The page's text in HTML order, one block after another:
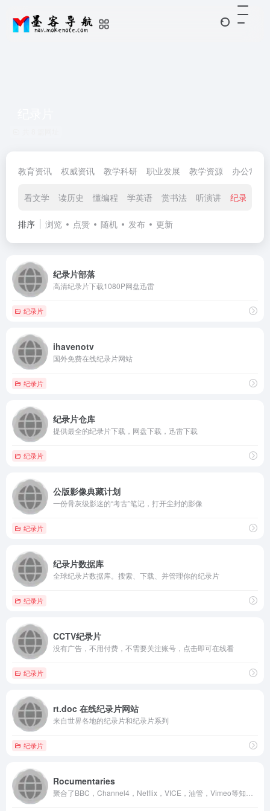
教育资讯 权威资讯 教学科研 职业发展 教学资源 办公常用
看文学 读历史 懂编程 学英语 赏书法 听演讲 纪录片
排序 浏览 点赞 随机 发布 更新
纪录片部落
高清纪录片下载1080P网盘迅雷
纪录片
ihavenotv
国外免费在线纪录片网站
纪录片
纪录片仓库
提供最全的纪录片下载，网盘下载，迅雷下载
纪录片
公版影像典藏计划
一份骨灰级影迷的“考古”笔记，打开尘封的影像
纪录片
纪录片数据库
全球纪录片数据库。搜索、下载、并管理你的纪录片
纪录片
CCTV纪录片
没有广告，不用付费，不需要关注账号，点击即可在线看
纪录片
rt.doc 在线纪录片网站
来自世界各地的纪录片和纪录片系列
纪录片
Rocumentaries